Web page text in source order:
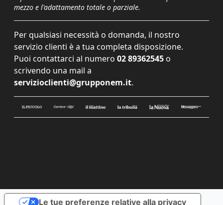
mezzo e l'adattamento totale o parziale.
Per qualsiasi necessità o domanda, il nostro
servizio clienti è a tua completa disposizione.
Puoi contattarci al numero 02 89362545 o
scrivendo una mail a
servizioclienti@grupponem.it.
Le tue preferenze relative alla privacy